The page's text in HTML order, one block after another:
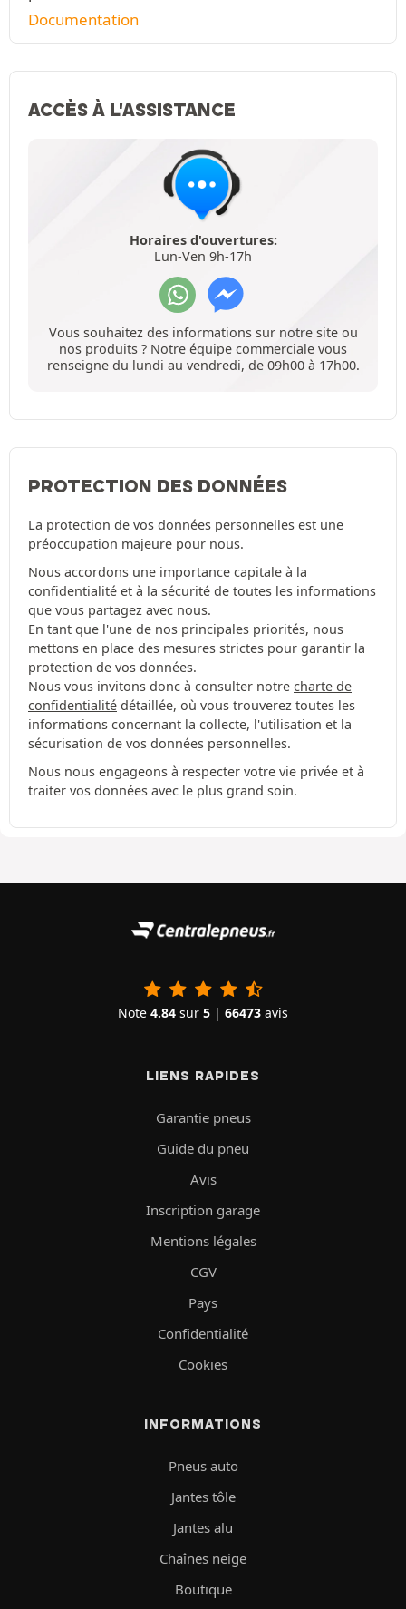
Documentation
ACCÈS À L'ASSISTANCE
Horaires d'ouvertures:
Lun-Ven 9h-17h
Vous souhaitez des informations sur notre site ou
nos produits ? Notre équipe commerciale vous
renseigne du lundi au vendredi, de 09h00 à 17h00.
PROTECTION DES DONNÉES
La protection de vos données personnelles est une
préoccupation majeure pour nous.
Nous accordons une importance capitale à la
confidentialité et à la sécurité de toutes les informations
que vous partagez avec nous.
En tant que l'une de nos principales priorités, nous
mettons en place des mesures strictes pour garantir la
protection de vos données.
Nous vous invitons donc à consulter notre charte de
confidentialité détaillée, où vous trouverez toutes les
informations concernant la collecte, l'utilisation et la
sécurisation de vos données personnelles.
Nous nous engageons à respecter votre vie privée et à
traiter vos données avec le plus grand soin.
Note 4.84 sur 5 | 66473 avis
LIENS RAPIDES
Garantie pneus
Guide du pneu
Avis
Inscription garage
Mentions légales
CGV
Pays
Confidentialité
Cookies
INFORMATIONS
Pneus auto
Jantes tôle
Jantes alu
Chaînes neige
Boutique